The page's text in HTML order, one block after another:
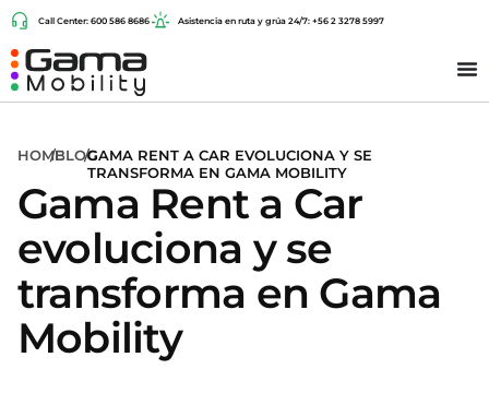
Call Center: 600 586 8686 Asistencia en ruta y grúa 24/7: +56 2 3278 5997
HOME
/BLOG
/GAMA RENT A CAR EVOLUCIONA Y SE
TRANSFORMA EN GAMA MOBILITY
Gama Rent a Car
evoluciona y se
transforma en Gama
Mobility